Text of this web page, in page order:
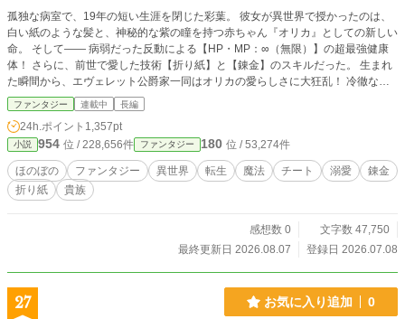
孤独な病室で、19年の短い生涯を閉じた彩葉。 彼女が異世界で授かったのは、
白い紙のような髪と、神秘的な紫の瞳を持つ赤ちゃん『オリカ』としての新しい
命。 そして―― 病弱だった反動による【HP・MP：∞（無限）】の超最強健康
体！ さらに、前世で愛した技術【折り紙】と【錬金】のスキルだった。 生まれ
た瞬間から、エヴェレット公爵家一同はオリカの愛らしさに大狂乱！ 冷徹な宰
相の父親も、気品あふれる母親も、文武両道の天才お兄様も、全員が理性を吹き
飛ばしてオリカを全力溺愛中。 「我が家に天使が舞い降りた……！」（全員一
致） 規格外の能力を持つ赤ちゃん令嬢が、可愛い折り紙を折りながら、最強の
家族にノンストップで甘やかされる極上ハッピーライフ、ここからスタート！
ファンタジー 連載中 長編
24h.ポイント 1,357pt
小説 954 位 / 228,656件 ファンタジー 180 位 / 53,274件
ほのぼの ファンタジー 異世界 転生 魔法 チート 溺愛
錬金
折り紙
貴族
感想数 0
文字数 47,750
最終更新日 2026.08.07
登録日 2026.07.08
27 お気に入り追加 0